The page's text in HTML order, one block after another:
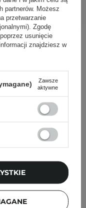
KOSZYKA
również
partnerów. Możesz
przetwarzanie
Zgodę
usunięcie
znajdziesz w
Zawsze
aktywne